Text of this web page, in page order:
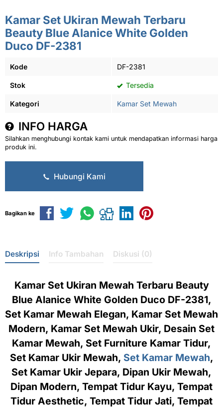
Kamar Set Ukiran Mewah Terbaru
Beauty Blue Alanice White Golden
Duco DF-2381
Kode DF-2381
Stok Tersedia
Kategori Kamar Set Mewah
INFO HARGA
Silahkan menghubungi kontak kami untuk mendapatkan informasi harga
produk ini.
Hubungi Kami
Bagikan ke
Deskripsi Info Tambahan Diskusi (0)
Kamar Set Ukiran Mewah Terbaru Beauty
Blue Alanice White Golden Duco DF-2381,
Set Kamar Mewah Elegan, Kamar Set Mewah
Modern, Kamar Set Mewah Ukir, Desain Set
Kamar Mewah, Set Furniture Kamar Tidur,
Set Kamar Ukir Mewah, Set Kamar Mewah,
Set Kamar Ukir Jepara, Dipan Ukir Mewah,
Dipan Modern, Tempat Tidur Kayu, Tempat
Tidur Aesthetic, Tempat Tidur Jati, Tempat